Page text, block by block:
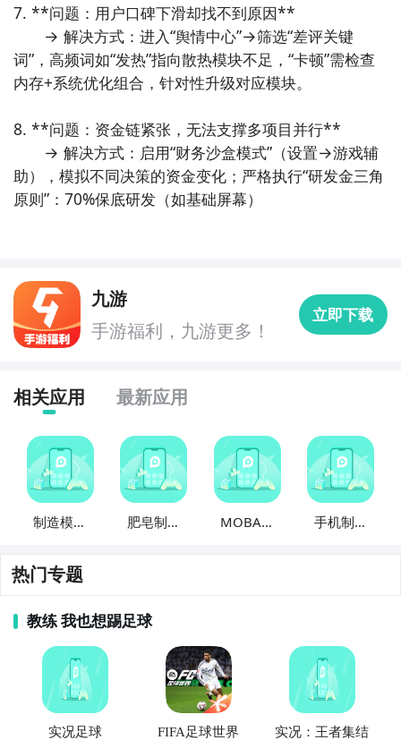
九游APP
玩新游 上九游
全球好游抢先下 福利礼包免费领 官方直播陪你玩
步骤1：
在九游开测表中玩家们可以看到当天所有进行开
测的手机游戏，以及最近十天即将进行测试的游戏，有
具体的测试时间以及测试阶段介绍，玩家们可以在这里
步骤2：访问地址>>>手游开测表地址
好了，手机制造模拟器2公测时间的关注方法就讲到这
里，各位玩家是否都已经掌握好以上三种技巧了呢，随
时随地关注手机制造模拟器2什么时候开测，什么时候开
放下载，什么时候公测等信息，还有一个办法就是留意
九游手机制造模拟器2专区的每日更新，欢迎大家积极参
7. **问题：用户口碑下滑却找不到原因**
→ 解决方式：进入“舆情中心”→筛选“差评关键
词”，高频词如“发热”指向散热模块不足，“卡顿”需检查
内存+系统优化组合，针对性升级对应模块。
8. **问题：资金链紧张，无法支撑多项目并行**
→ 解决方式：启用“财务沙盒模式”（设置→游戏辅
助），模拟不同决策的资金变化；严格执行“研发金三角
原则”：70%保底研发（如基础屏幕）
九游
手游福利，九游更多！
立即下载
相关应用 最新应用
制造模拟
肥皂制造
MOBA制
手机制造
热门专题
教练 我也想踢足球
实况足球 FIFA足球世界 实况：王者集结